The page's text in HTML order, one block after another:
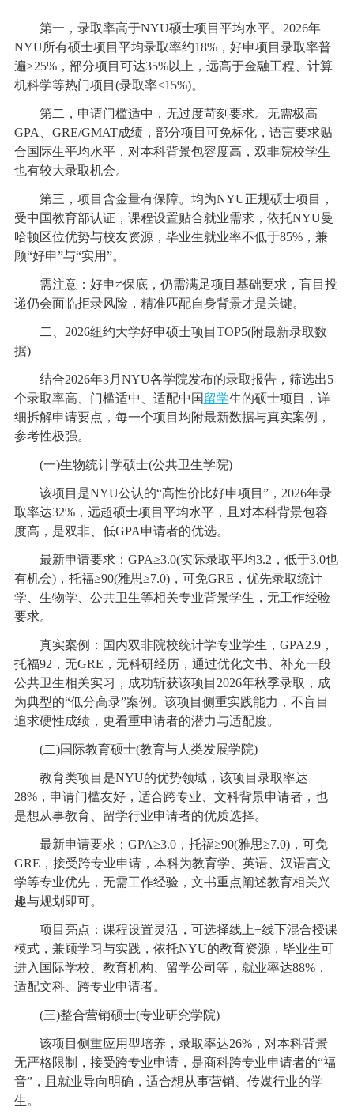
第一，录取率高于NYU硕士项目平均水平。2026年
NYU所有硕士项目平均录取率约18%，好申项目录取率普
遍≥25%，部分项目可达35%以上，远高于金融工程、计算
机科学等热门项目(录取率≤15%)。
第二，申请门槛适中，无过度苛刻要求。无需极高
GPA、GRE/GMAT成绩，部分项目可免标化，语言要求贴
合国际生平均水平，对本科背景包容度高，双非院校学生
也有较大录取机会。
第三，项目含金量有保障。均为NYU正规硕士项目，
受中国教育部认证，课程设置贴合就业需求，依托NYU曼
哈顿区位优势与校友资源，毕业生就业率不低于85%，兼
顾“好申”与“实用”。
需注意：好申≠保底，仍需满足项目基础要求，盲目投
递仍会面临拒录风险，精准匹配自身背景才是关键。
二、2026纽约大学好申硕士项目TOP5(附最新录取数
据)
结合2026年3月NYU各学院发布的录取报告，筛选出5
个录取率高、门槛适中、适配中国 留学生的硕士项目，详
细拆解申请要点，每一个项目均附最新数据与真实案例，
参考性极强。
(一)生物统计学硕士(公共卫生学院)
该项目是NYU公认的“高性价比好申项目”，2026年录
取率达32%，远超硕士项目平均水平，且对本科背景包容
度高，是双非、低GPA申请者的优选。
最新申请要求：GPA≥3.0(实际录取平均3.2，低于3.0也
有机会)，托福≥90(雅思≥7.0)，可免GRE，优先录取统计
学、生物学、公共卫生等相关专业背景学生，无工作经验
要求。
真实案例：国内双非院校统计学专业学生，GPA2.9，
托福92，无GRE，无科研经历，通过优化文书、补充一段
公共卫生相关实习，成功斩获该项目2026年秋季录取，成
为典型的“低分高录”案例。该项目侧重实践能力，不盲目
追求硬性成绩，更看重申请者的潜力与适配度。
(二)国际教育硕士(教育与人类发展学院)
教育类项目是NYU的优势领域，该项目录取率达
28%，申请门槛友好，适合跨专业、文科背景申请者，也
是想从事教育、留学行业申请者的优质选择。
最新申请要求：GPA≥3.0，托福≥90(雅思≥7.0)，可免
GRE，接受跨专业申请，本科为教育学、英语、汉语言文
学等专业优先，无需工作经验，文书重点阐述教育相关兴
趣与规划即可。
项目亮点：课程设置灵活，可选择线上+线下混合授课
模式，兼顾学习与实践，依托NYU的教育资源，毕业生可
进入国际学校、教育机构、留学公司等，就业率达88%，
适配文科、跨专业申请者。
(三)整合营销硕士(专业研究学院)
该项目侧重应用型培养，录取率达26%，对本科背景
无严格限制，接受跨专业申请，是商科跨专业申请者的“福
音”，且就业导向明确，适合想从事营销、传媒行业的学
生。